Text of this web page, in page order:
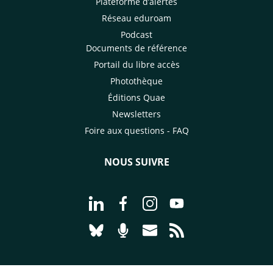
Réseau eduroam
Podcast
Documents de référence
Portail du libre accès
Photothèque
Éditions Quae
Newsletters
Foire aux questions - FAQ
NOUS SUIVRE
Aller à la page Nous suivre sur
Aller à la page Nous suivre sur
Aller à la page Nous
Aller à la page
Aller à la page Nous suivre sur
Aller à la page Nourrir le
Aller à la page Nous